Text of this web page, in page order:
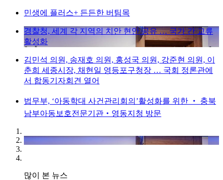
민생에 플러스+ 든든한 버팀목
경찰청, 세계 각 지역의 치안 현안 공유 … 국가 간 교류
활성화
김민석 의원, 송재호 의원, 홍성국 의원, 강준현 의원, 이
춘희 세종시장, 채현일 영등포구청장 … 국회 정론관에
서 합동기자회견 열어
법무부, ‘아동학대 사건관리회의’활성화를 위한 ‧ 충북
남부아동보호전문기관‧영동지청 방문
많이 본 뉴스